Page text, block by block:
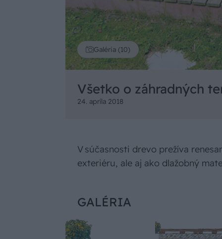
Galéria (10)
Všetko o záhradných
24. apríla 2018
V súčasnosti drevo prežíva
exteriéru, ale aj ako dlažobný
GALÉRIA